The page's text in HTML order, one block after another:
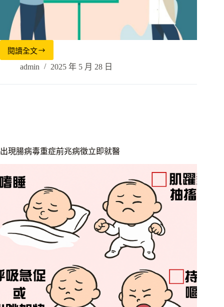
閱讀全文
admin 2025 年 5 月 28 日
出現腸病毒重症前兆病徵立即就醫